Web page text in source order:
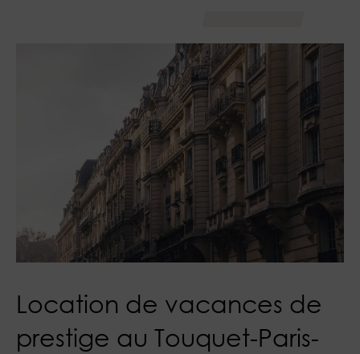
Location de vacances de
prestige au Touquet-Paris-